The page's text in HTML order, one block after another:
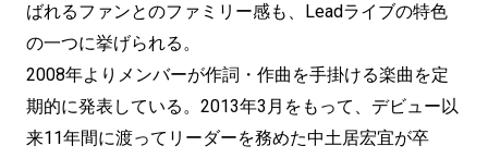
ばれるファンとのファミリー感も、Leadライブの特色
の一つに挙げられる。
2008年よりメンバーが作詞・作曲を手掛ける楽曲を定
期的に発表している。2013年3月をもって、デビュー以
来11年間に渡ってリーダーを務めた中土居宏宜が卒